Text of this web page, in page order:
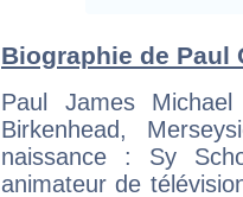
Biographie de Paul
Paul James
Birkenhead,
naissance : Sy
animateur de